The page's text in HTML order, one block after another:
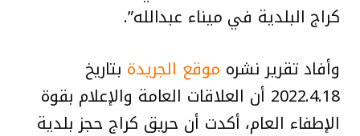
كراج البلدية في ميناء عبدالله”.
وأفاد تقرير نشره موقع الجريدة بتاريخ
2022.4.18 أن العلاقات العامة والإعلام بقوة
الإطفاء العام، أكدت أن حريق كراج حجز بلدية